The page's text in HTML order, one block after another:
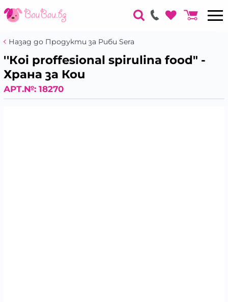
Назад до Продукти за Риби Sera
''Кoi proffesional spirulina food" -
Храна за Кои
АРТ.№: 18270